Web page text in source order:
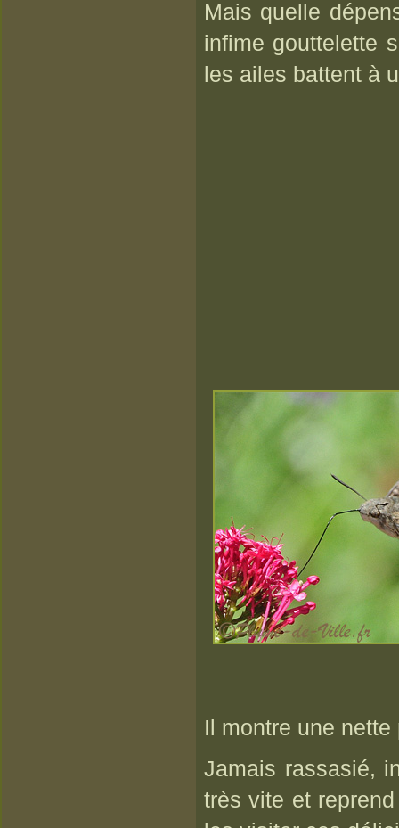
Mais quelle
infime gouttelette
les ailes battent à
Il montre une
Jamais rassasié,
très vite et